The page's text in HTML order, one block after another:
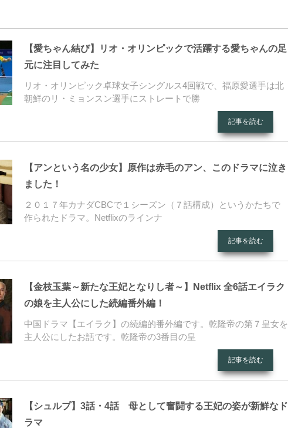
【愛ちゃん結び】リオ・オリンピックで活躍する愛ちゃんの足
元に注目してみた
リオ・オリンピック卓球女子シングルス4回戦で、福原愛選手は北
朝鮮のリ・ミョンスン選手にストレートで勝
記事を読む
【アンという名の少女】原作は赤毛のアン、このドラマに泣き
ました！
２０１７年カナダCBCで１シーズン（７話構成）というかたちで
作られたドラマ。Netflixのラインナ
記事を読む
【金枝玉葉～新たな王妃となりし者～】Netflix 全6話エイラク
の娘を主人公にした続編番外編！
中国ドラマ【エイラク】の続編的番外編です。乾隆帝の第７皇女を
主人公にしたお話です。乾隆帝の3番目の皇
記事を読む
【シュルプ】3話・4話 母として奮闘する王妃の姿が新鮮なド
ラマ